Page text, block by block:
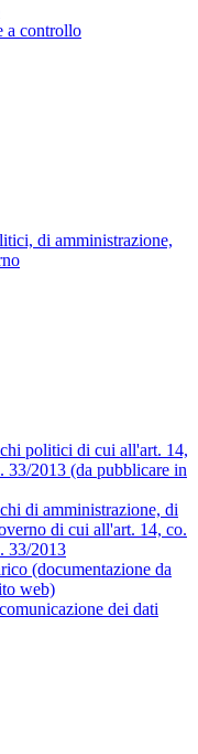
a controllo
di amministrazione,
politici di cui all'art. 14,
33/2013 (da pubblicare in
di amministrazione, di
di cui all'art. 14, co.
33/2013
(documentazione da
web)
dei dati